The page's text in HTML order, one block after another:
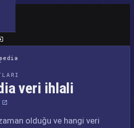
veri ihlali
zaman olduğu ve hangi veri